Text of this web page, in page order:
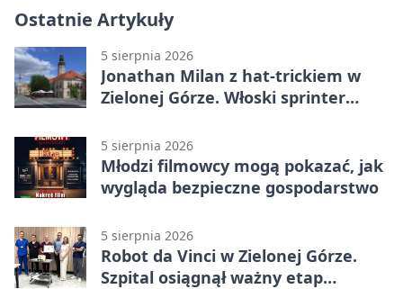
Ostatnie Artykuły
5 sierpnia 2026
Jonathan Milan z hat-trickiem w
Zielonej Górze. Włoski sprinter
5 sierpnia 2026
Młodzi filmowcy mogą pokazać, jak
wygląda bezpieczne gospodarstwo
5 sierpnia 2026
Robot da Vinci w Zielonej Górze.
Szpital osiągnął ważny etap